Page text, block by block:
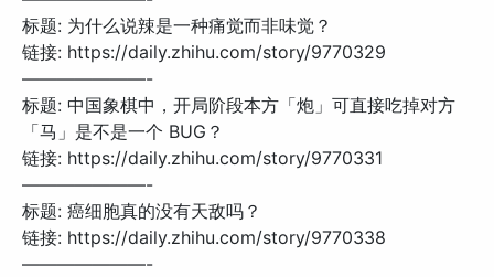
标题: 为什么说辣是一种痛觉而非味觉？
链接: https://daily.zhihu.com/story/9770329
———————-
标题: 中国象棋中，开局阶段本方「炮」可直接吃掉对方
「马」是不是一个 BUG？
链接: https://daily.zhihu.com/story/9770331
———————-
标题: 癌细胞真的没有天敌吗？
链接: https://daily.zhihu.com/story/9770338
———————-